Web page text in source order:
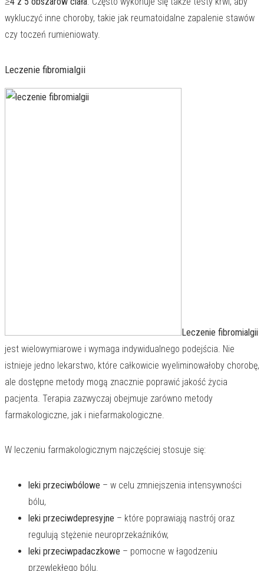
wykluczyć inne choroby, takie jak reumatoidalne zapalenie stawów
czy toczeń rumieniowaty.
Leczenie fibromialgii
Leczenie fibromialgii
jest wielowymiarowe i wymaga indywidualnego podejścia. Nie
istnieje jedno lekarstwo, które całkowicie wyeliminowałoby chorobę,
ale dostępne metody mogą znacznie poprawić jakość życia
pacjenta. Terapia zazwyczaj obejmuje zarówno metody
farmakologiczne, jak i niefarmakologiczne.
W leczeniu farmakologicznym najczęściej stosuje się:
leki przeciwbólowe – w celu zmniejszenia intensywności
bólu,
leki przeciwdepresyjne – które poprawiają nastrój oraz
regulują stężenie neuroprzekaźników,
leki przeciwpadaczkowe – pomocne w łagodzeniu
przewlekłego bólu.